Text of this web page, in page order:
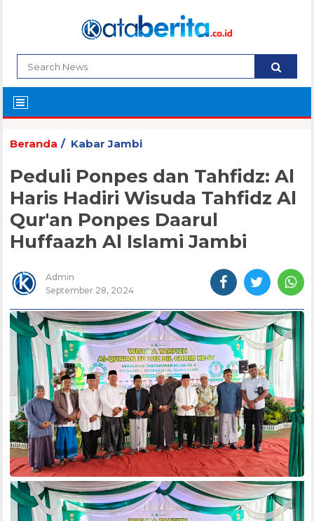
Beranda Kabar Jambi
Peduli Ponpes dan Tahfidz: Al
Haris Hadiri Wisuda Tahfidz Al
Qur'an Ponpes Daarul
Huffaazh Al Islami Jambi
Admin
September 28, 2024